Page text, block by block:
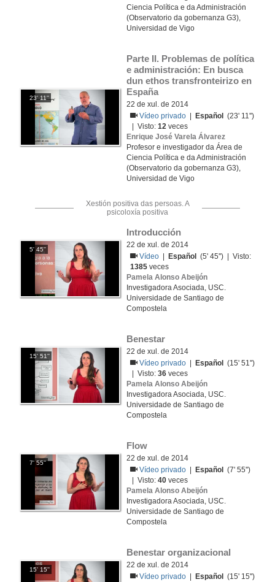
Ciencia Política e da Administración
(Observatorio da gobernanza G3),
Universidad de Vigo
23' 11''
Parte II. Problemas de política
e administración: En busca
dun ethos transfronteirizo en
España
22 de xul. de 2014
Vídeo privado
Español
(23' 11'')
| Visto:12 veces
Enrique José Varela Álvarez
Profesor e investigador da Área de
Ciencia Política e da Administración
(Observatorio da gobernanza G3),
Universidad de Vigo
Xestión positiva das persoas. A
psicoloxía positiva
5' 45''
Introducción
22 de xul. de 2014
Vídeo
Español
(5' 45'') | Visto:
1385 veces
Pamela Alonso Abeijón
Investigadora Asociada, USC.
Universidade de Santiago de
Compostela
15' 51''
Benestar
22 de xul. de 2014
Vídeo privado
Español
(15' 51'')
| Visto:36 veces
Pamela Alonso Abeijón
Investigadora Asociada, USC.
Universidade de Santiago de
Compostela
7' 55''
Flow
22 de xul. de 2014
Vídeo privado
Español
(7' 55'')
| Visto:40 veces
Pamela Alonso Abeijón
Investigadora Asociada, USC.
Universidade de Santiago de
Compostela
15' 15''
Benestar organizacional
22 de xul. de 2014
Vídeo privado
Español
(15' 15'')